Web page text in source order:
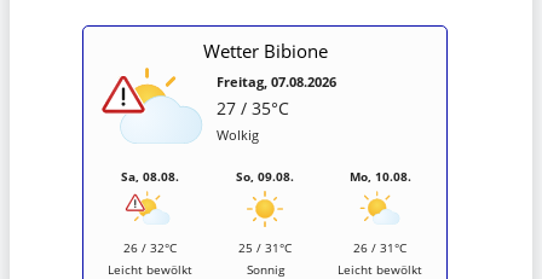
Wetter Bibione
Freitag, 07.08.2026
27 / 35°C
Wolkig
Sa, 08.08.
26 / 32°C
Leicht bewölkt
So, 09.08.
25 / 31°C
Sonnig
Mo, 10.08.
26 / 31°C
Leicht bewölkt